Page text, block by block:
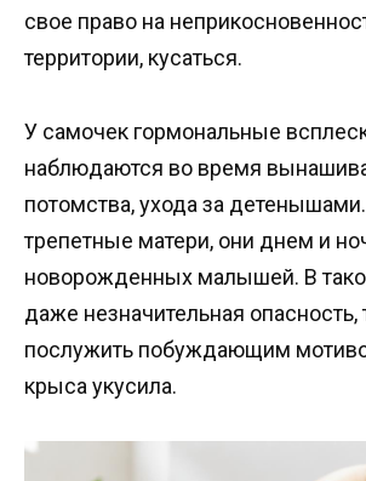
свое право на
территории, кусаться.
У самочек гормональные
наблюдаются во время
потомства, ухода за
трепетные матери, они днем и
новорожденных малышей. В
даже незначительная опасность,
послужить побуждающим
крыса укусила.